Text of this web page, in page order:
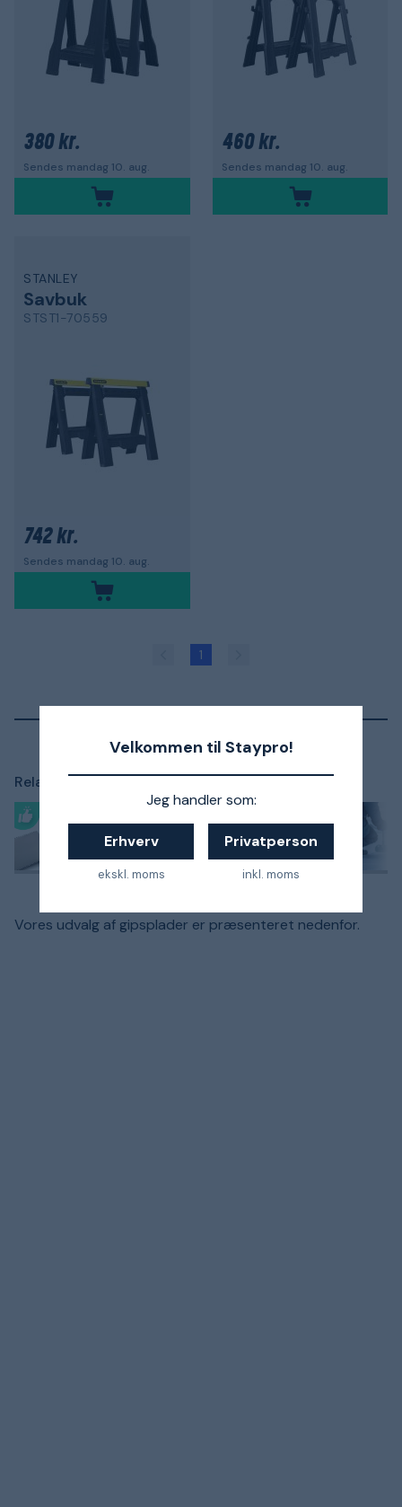
Velkommen til Staypro!
Jeg handler som:
Erhverv
ekskl. moms
Privatperson
inkl. moms
380 kr.
Sendes mandag 10. aug.
460 kr.
Sendes mandag 10. aug.
STANLEY
Savbuk
STST1-70559
742 kr.
Sendes mandag 10. aug.
1
Relaterede artikler:
Test: Japansav
bedst i test
kundefavoritter
Vores udvalg af gipsplader er præsenteret nedenfor.